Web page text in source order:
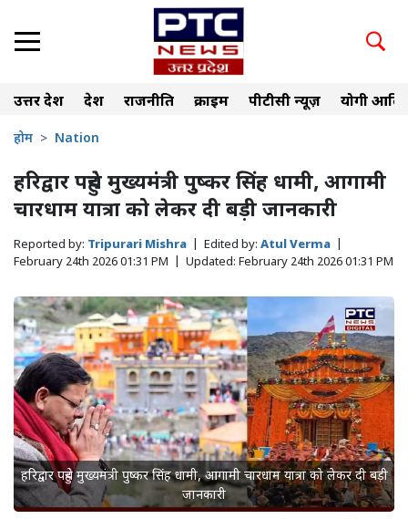
उत्तर प्रदेश देश राजनीति क्राइम पीटीसी न्यूज़ योगी
होम Nation
हरिद्वार पहुंचे मुख्यमंत्री पुष्कर सिंह धामी, आगामी
चारधाम यात्रा को लेकर दी बड़ी जानकारी
Reported by: Tripurari Mishra Edited by: Atul Verma
February 24th 2026 01:31 PM
Updated: February 24th 2026 01:31 PM
हरिद्वार पहुंचे मुख्यमंत्री पुष्कर सिंह धामी, आगामी चारधाम यात्रा को लेकर दी बड़ी
जानकारी